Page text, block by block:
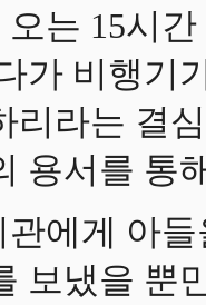
는 15시
가 비행기
리라는 결
용서를 통
에게 아
보냈을 뿐